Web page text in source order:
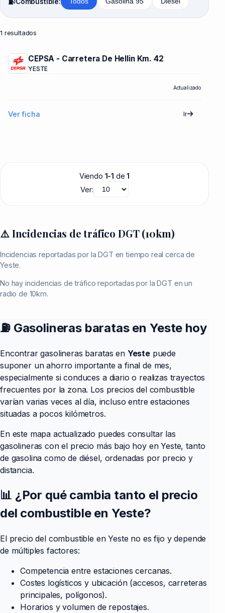
1 resultados
CEPSA - Carretera De Hellin Km. 42
YESTE
Actualizado
Ver ficha Ir
Viendo 1-1 de 1
Ver:
⚠️ Incidencias de tráfico DGT (10km)
Incidencias reportadas por la DGT en tiempo real cerca de
Yeste.
No hay incidencias de tráfico reportadas por la DGT en un
radio de 10km.
⛽ Gasolineras baratas en Yeste hoy
Encontrar gasolineras baratas en Yestepuede
suponer un ahorro importante a final de mes,
especialmente si conduces a diario o realizas trayectos
frecuentes por la zona. Los precios del combustible
varían varias veces al día, incluso entre estaciones
situadas a pocos kilómetros.
En este mapa actualizado puedes consultar las
gasolineras con el precio más bajo hoy en Yeste, tanto
de gasolina como de diésel, ordenadas por precio y
distancia.
📊 ¿Por qué cambia tanto el precio
del combustible en Yeste?
El precio del combustible en Yeste no es fijo y depende
de múltiples factores:
Competencia entre estaciones cercanas.
Costes logísticos y ubicación (accesos, carreteras
principales, polígonos).
Horarios y volumen de repostajes.